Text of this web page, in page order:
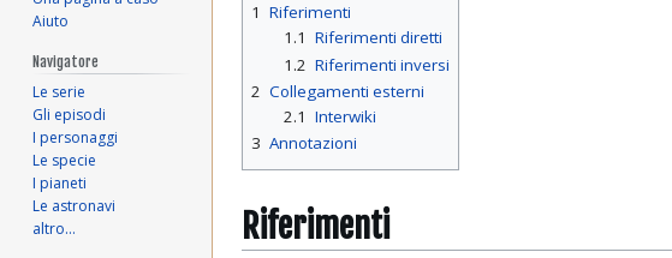
1 Riferimenti
1.1 Riferimenti diretti
1.2 Riferimenti inversi
2 Collegamenti esterni
2.1 Interwiki
3 Annotazioni
Riferimenti
Aiuto
Navigatore
Le serie
Gli episodi
I personaggi
Le specie
I pianeti
Le astronavi
altro…